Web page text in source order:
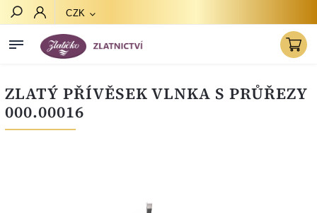
CZK
ZLATÝ PŘÍVĚSEK VLNKA S PRŮŘEZY
000.00016